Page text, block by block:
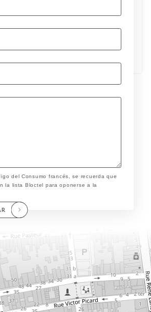
del Consumo francés, se recuerda que
la lista Bloctel para oponerse a la